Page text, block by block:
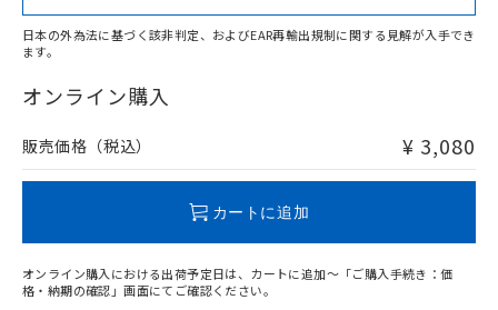
在庫等で未対応品が混在する可能性があります。
問い合わせください。
日本の外為法に基づく該非判定、およびEAR再輸出規制に関する見解が入手でき
ます。
オンライン購入
販売価格（税込） ¥ 3,080
カートに追加
オンライン購入における出荷予定日は、カートに追加～「ご購入手続き：価
格・納期の確認」画面にてご確認ください。